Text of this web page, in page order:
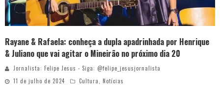
Rayane & Rafaela: conheça a dupla apadrinhada por Henrique
& Juliano que vai agitar o Mineirão no próximo dia 20
Jornalista: Felipe Jesus - Siga: @felipe_jesusjornalista
11 de julho de 2024
Cultura, Notícias